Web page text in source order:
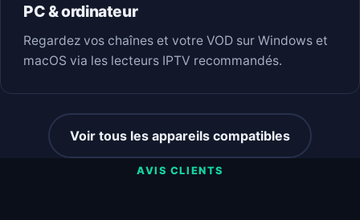
PC & ordinateur
Regardez vos chaînes et votre VOD sur Windows et
macOS via les lecteurs IPTV recommandés.
Voir tous les appareils compatibles
AVIS CLIENTS